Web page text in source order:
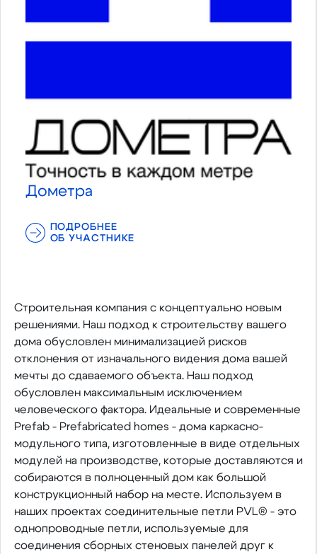
Дометра
ПОДРОБНЕЕ
ОБ УЧАСТНИКЕ
Строительная компания с концептуально новым
решениями. Наш подход к строительству вашего
дома обусловлен минимализацией рисков
отклонения от изначального видения дома вашей
мечты до сдаваемого объекта. Наш подход
обусловлен максимальным исключением
человеческого фактора. Идеальные и современные
Prefab - Prefabricated homes - дома каркасно-
модульного типа, изготовленные в виде отдельных
модулей на производстве, которые доставляются и
собираются в полноценный дом как большой
конструкционный набор на месте. Используем в
наших проектах соединительные петли PVL® - это
однопроводные петли, используемые для
соединения сборных стеновых панелей друг к